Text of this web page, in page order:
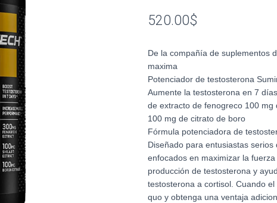
520.00$
De la compañía de suplementos
maxima
Potenciador de testosterona
Aumente la testosterona en 7
de extracto de fenogreco 100 mg
100 mg de citrato de boro
Fórmula potenciadora de
Diseñado para entusiastas
enfocados en maximizar la
producción de testosterona y
testosterona a cortisol. Cuando
quo y obtenga una ventaja